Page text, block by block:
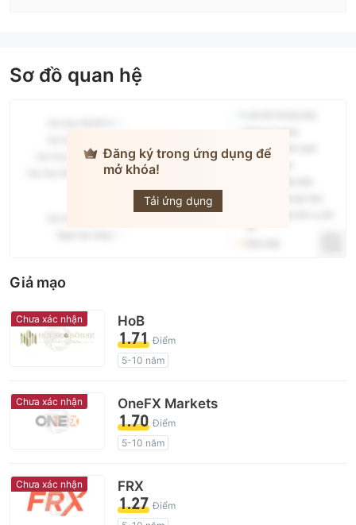
Sơ đồ quan hệ
Đăng ký trong ứng dụng để
mở khóa!
Tải ứng dụng
noor
Giả mạo
Chưa xác nhận HoB
1.71 Điểm
5-10 năm
Lĩnh vực nghiệp vụ đáng ngờ
Nguy cơ rủi ro cao
Chưa xác nhận OneFX Markets
1.70 Điểm
5-10 năm
Lĩnh vực nghiệp vụ đáng ngờ
Nguy cơ rủi ro cao
Chưa xác nhận FRX
1.27 Điểm